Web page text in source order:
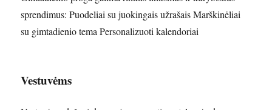
sprendimus: Puodeliai su juokingais užrašais Marškinėliai
su gimtadienio tema Personalizuoti kalendoriai
Vestuvėms